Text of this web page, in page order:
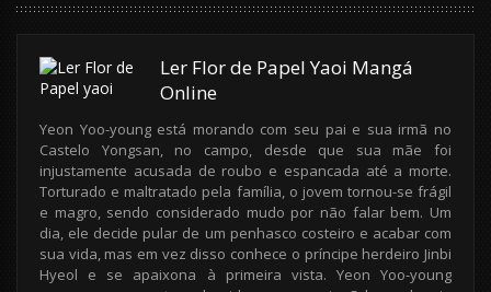
Ler Flor de Papel Yaoi Mangá
Online
Yeon Yoo-young está morando com seu pai e sua irmã no
Castelo Yongsan, no campo, desde que sua mãe foi
injustamente acusada de roubo e espancada até a morte.
Torturado e maltratado pela família, o jovem tornou-se frágil
e magro, sendo considerado mudo por não falar bem. Um
dia, ele decide pular de um penhasco costeiro e acabar com
sua vida, mas em vez disso conhece o príncipe herdeiro Jinbi
Hyeol e se apaixona à primeira vista. Yeon Yoo-young